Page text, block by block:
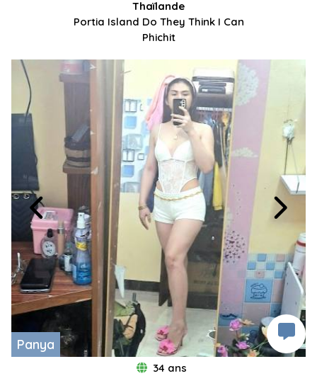
Thaïlande
Portia Island Do They Think I Can
Phichit
Panya
34 ans